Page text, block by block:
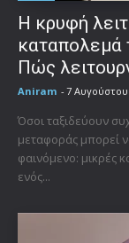
Η κρυφή
καταπολεμά
Πώς
Aniram - 7 Αυγούστου
Όσοι ταξιδεύουν
μεταφοράς μπορεί
φαινόμενο: μικρές
ενός...